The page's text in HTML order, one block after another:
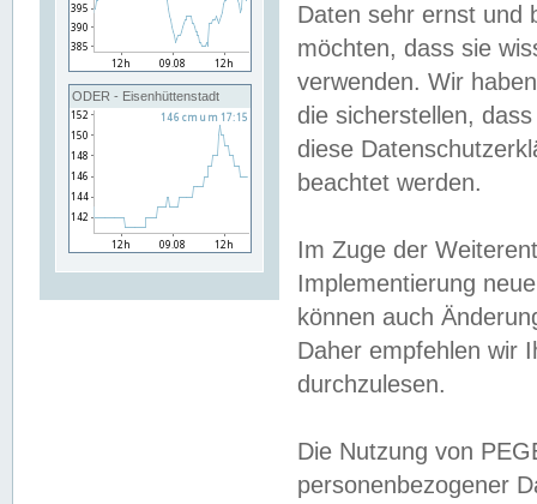
ODER - Eisenhüttenstadt
Daten sehr ernst und
möchten, dass sie
verwenden. Wir
die sicherstellen,
diese
beachtet werden.
Im Zuge der
Implementierung
können auch
Daher empfehlen wir
durchzulesen.
Die Nutzung von
personenbezogener